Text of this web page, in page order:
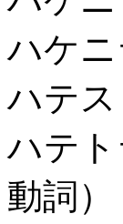
ハケニ
ハテス
ハテ
動詞）